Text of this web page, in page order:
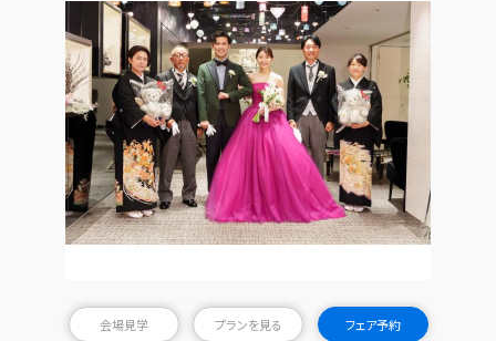
会場見学 プランを見る フェア予約